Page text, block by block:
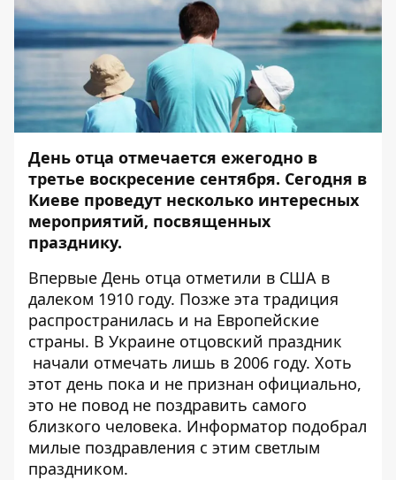
День отца отмечается ежегодно в
третье воскресение сентября. Сегодня в
Киеве проведут несколько интересных
мероприятий, посвященных
празднику.
Впервые День отца отметили в США в
далеком 1910 году. Позже эта традиция
распространилась и на Европейские
страны. В Украине отцовский праздник
начали отмечать лишь в 2006 году. Хоть
этот день пока и не признан официально,
это не повод не поздравить самого
близкого человека. Информатор подобрал
милые поздравления с этим светлым
праздником.